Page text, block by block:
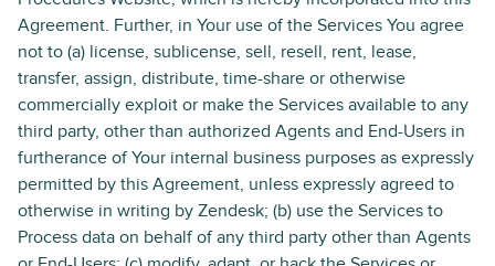
Agreement. Further, in Your use of the Services You agree
not to (a) license, sublicense, sell, resell, rent, lease,
transfer, assign, distribute, time-share or otherwise
commercially exploit or make the Services available to any
third party, other than authorized Agents and End-Users in
furtherance of Your internal business purposes as expressly
permitted by this Agreement, unless expressly agreed to
otherwise in writing by Zendesk; (b) use the Services to
Process data on behalf of any third party other than Agents